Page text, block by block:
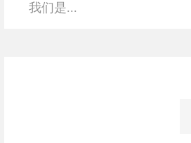
我们是...